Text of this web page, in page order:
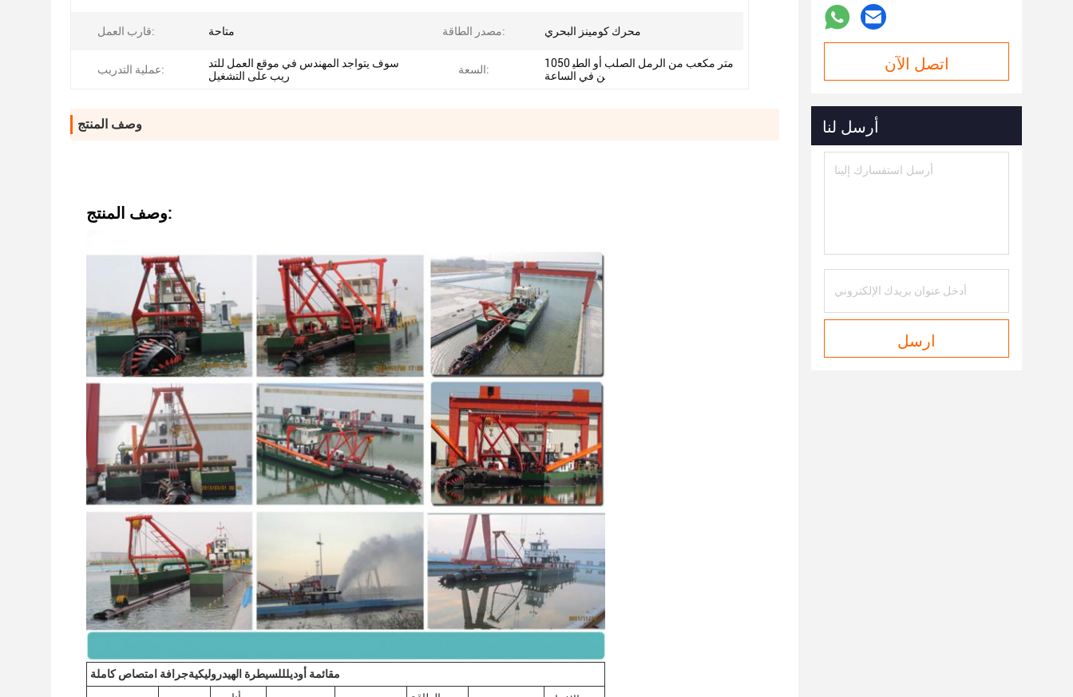
قارب العمل: متاحة مصدر الطاقة: محرك كومينز البحري
عملية التدريب:
سوف يتواجد المهندس في موقع العمل للتد
ريب على التشغيل
السعة:
1050 متر مكعب من الرمل الصلب أو الطي
ن في الساعة
وصف المنتج
وصف المنتج:
مقائمة أوديلللسيطرة الهيدروليكيةجرافة امتصاص كاملة
اتصل الآن
أرسل لنا
ارسل